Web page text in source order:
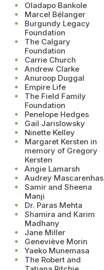
Oladapo Bankole
Marcel Bélanger
Burgundy Legacy
Foundation
The Calgary
Foundation
Carrie Church
Andrew Clarke
Anuroop Duggal
Empire Life
The Field Family
Foundation
Penelope Hedges
Gail Jarislowsky
Ninette Kelley
Margaret Kersten in
memory of Gregory
Kersten
Angie Lamarsh
Audrey Mascarenhas
Samir and Sheena
Manji
Dr. Paras Mehta
Shamira and Karim
Madhany
Jane Miller
Geneviève Morin
Yaeko Munemasa
The Robert and